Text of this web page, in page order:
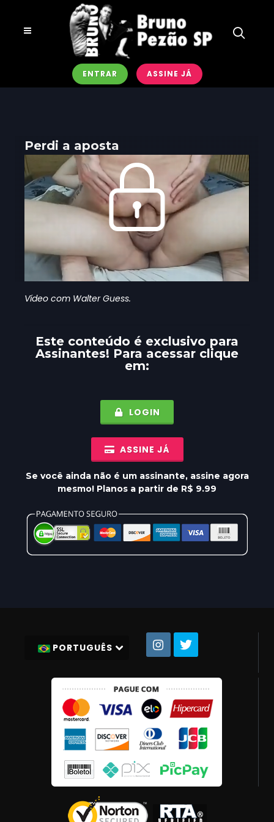
ENTRAR ASSINE JÁ
Perdi a aposta
Vídeo com Walter Guess.
Este conteúdo é exclusivo para
Assinantes! Para acessar clique
em:
LOGIN
ASSINE JÁ
Se você ainda não é um assinante, assine agora
mesmo! Planos a partir de R$ 9.99
PORTUGUÊS